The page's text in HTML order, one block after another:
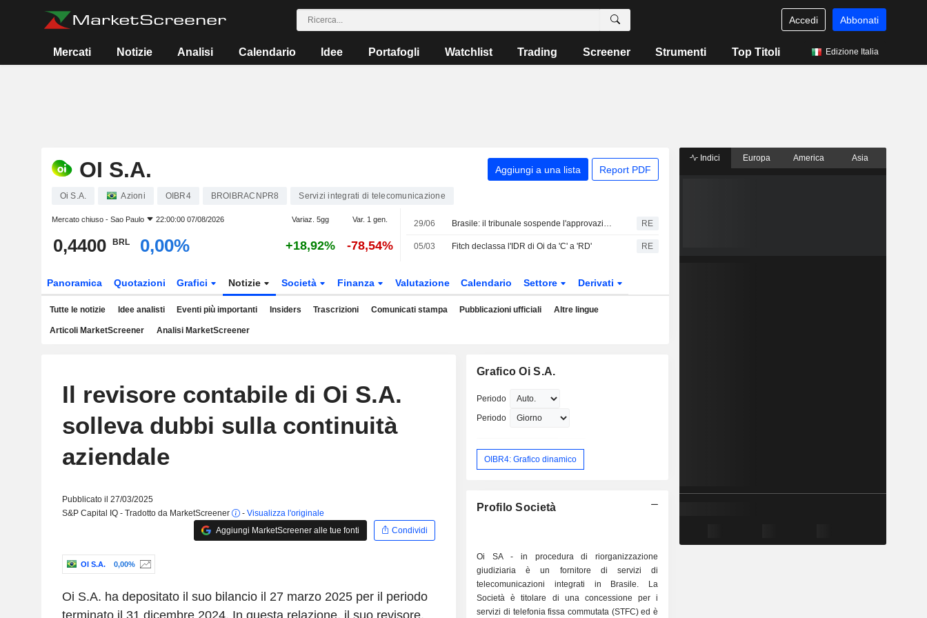
Accedi Abbonati
Mercati Notizie Analisi Calendario Idee Portafogli Watchlist Trading Screener Strumenti Top Titoli Edizione Italia
OI S.A. Aggiungi a una lista Report PDF
Oi S.A. Azioni OIBR4 BROIBRACNPR8 Servizi integrati di telecomunicazione
Mercato chiuso - Sao Paulo 22:00:00 07/08/2026 Variaz. 5gg Var. 1 gen.
0,4400 BRL 0,00% +18,92% -78,54%
29/06 Brasile: il tribunale sospende l'approvazione della vendita di V.tal al consorzio guidato da BTG, riferisce Oi RE
05/03 Fitch declassa l'IDR di Oi da 'C' a 'RD' RE
Panoramica Quotazioni Grafici Notizie Società Finanza Valutazione Calendario Settore Derivati
Tutte le notizie Idee analisti Eventi più importanti Insiders Trascrizioni Comunicati stampa Pubblicazioni ufficiali Altre lingue
Articoli MarketScreener Analisi MarketScreener
Il revisore contabile di Oi S.A.
solleva dubbi sulla continuità
aziendale
Pubblicato il 27/03/2025
S&P Capital IQ - Tradotto da MarketScreener
- Visualizza l'originale
Aggiungi MarketScreener alle tue fonti
Condividi
OI S.A. 0,00%
Oi S.A. ha depositato il suo bilancio il 27 marzo 2025 per il periodo
Grafico Oi S.A.
Periodo
Periodo
OIBR4: Grafico dinamico
Profilo Società
Oi SA - in procedura di riorganizzazione
giudiziaria è un fornitore di servizi di
telecomunicazioni integrati in Brasile. La
Società è titolare di una concessione per i
servizi di telefonia fissa commutata (STFC) ed è
Indici Europa America Asia